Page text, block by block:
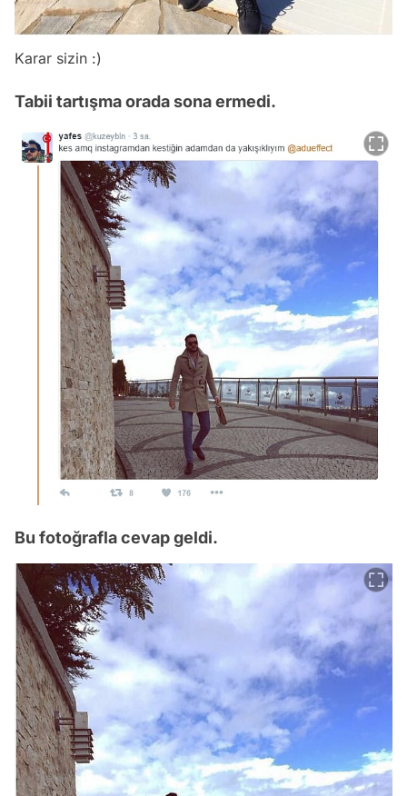
Karar sizin :)
Tabii tartışma orada sona ermedi.
Bu fotoğrafla cevap geldi.